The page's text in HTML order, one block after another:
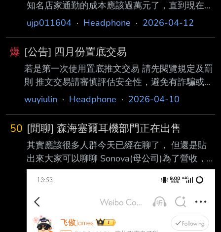
知名店家通勤的成本應該過萬元了，直到現在總
算 有足夠滿意覺得可以不用再這樣子下去，只
所擁有的裝備、搭配方式及感受。 言詞過度口
語化及形容詞匱乏請見諒！ 二、裝備 播放器：
iPhone 17、Sony BDP S1500 串流：KKBOX
小尾巴：Fiio KA15、蘋果小尾巴、Apogee
groove 一體機：Sennheiser HDV820 數類轉換
器：Chord Quest 耳機擴大機：Naimu Sound L
ujp011604 · Headphone · 2026-04-12
爆 [公告] 四月份置底交易
若是第一次使用置底推文交易 請先閱覽規定及罰
則 推文交易請審慎評估安全性，避免有詐騙或交
易糾紛產生 推文格式範例： 賣_台北_一手_品名
位2：限 地區(限2個字) 或 寄送 或 皆可 欄位3：
限 全新 或 一手 或 二手 欄位4：品名 以一種物
品或整組（如耳機+升級線）為限 欄位5：明確標
註價格(阿拉伯數字或以K代表千元) 欄位6：其他
描述或說明 規定及罰則： 1.推文請依規定格式填
並刪除推文 2
wuyiulin · Headphone · 2026-04-10
50 [閒聊] 森海塞爾耳機部門正在出售
其實應該很多人群今天已經在聊了， 但還是貼
出來大家可以聊聊 Sonova(母公司)為了營收，
所以要準備賣賠錢的Sennheiser， 專心在助聽
器方向。 HD900呀，可憐呀。
https://reurl.cc/3kj84l 瑞士助聽器製造商Sonova
利潤增長將位於 其指引區間的下限,同時該公司